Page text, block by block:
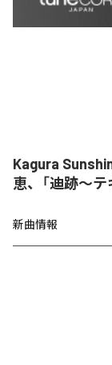
Kagura
恵、「迪跡〜
新曲情報